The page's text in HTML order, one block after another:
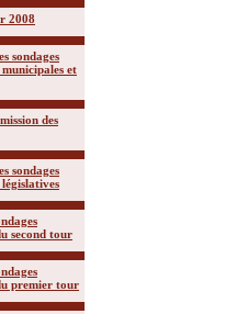
2008
sondages
et
des
sondages
second tour
premier tour